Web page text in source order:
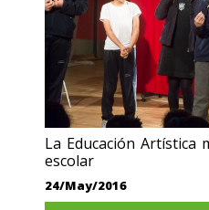
La Educación Artística
escolar
24/May/2016